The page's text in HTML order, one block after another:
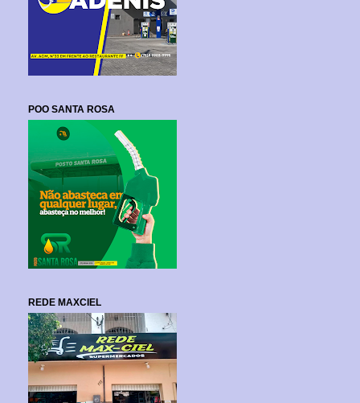
POO SANTA ROSA
REDE MAXCIEL